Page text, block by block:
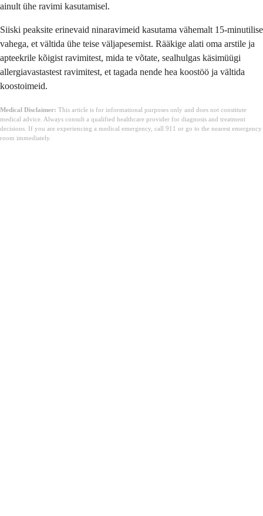
ainult ühe ravimi kasutamisel.
Siiski peaksite erinevaid ninaravimeid kasutama vähemalt 15-minutilise
vahega, et vältida ühe teise väljapesemist. Rääkige alati oma arstile ja
apteekrile kõigist ravimitest, mida te võtate, sealhulgas käsimüügi
allergiavastastest ravimitest, et tagada nende hea koostöö ja vältida
koostoimeid.
Medical Disclaimer: This article is for informational purposes only and does not constitute
medical advice. Always consult a qualified healthcare provider for diagnosis and treatment
decisions. If you are experiencing a medical emergency, call 911 or go to the nearest emergency
room immediately.